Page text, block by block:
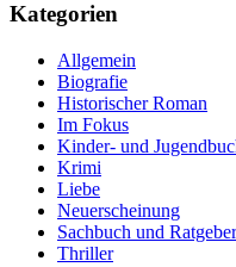
Kategorien
Allgemein
Biografie
Historischer Roman
Im Fokus
Kinder- und
Krimi
Liebe
Neuerscheinung
Sachbuch und Ratgeber
Thriller